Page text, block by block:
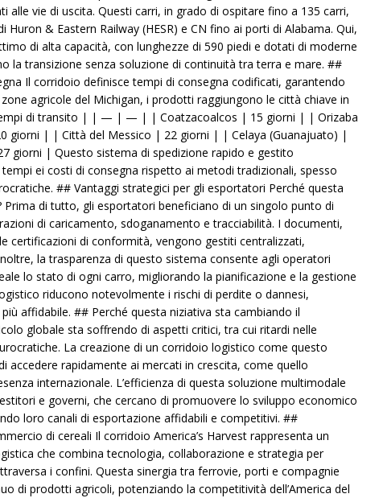
alle vie di uscita. Questi carri, in grado di ospitare fino a 135 carri,
& Eastern Railway (HESR) e CN fino ai porti di Alabama. Qui,
di alta capacità, con lunghezze di 590 piedi e dotati di moderne
la transizione senza soluzione di continuità tra terra e mare. ##
Il corridoio definisce tempi di consegna codificati, garantendo
agricole del Michigan, i prodotti raggiungono le città chiave in
di transito | | — | — | | Coatzacoalcos | 15 giorni | | Orizaba
giorni | | Città del Messico | 22 giorni | | Celaya (Guanajuato) |
giorni | Questo sistema di spedizione rapido e gestito
ei costi di consegna rispetto ai metodi tradizionali, spesso
## Vantaggi strategici per gli esportatori Perché questa
di tutto, gli esportatori beneficiano di un singolo punto di
di caricamento, sdoganamento e tracciabilità. I documenti,
certificazioni di conformità, vengono gestiti centralizzati,
la trasparenza di questo sistema consente agli operatori
lo stato di ogni carro, migliorando la pianificazione e la gestione
riducono notevolmente i rischi di perdite o dannesi,
affidabile. ## Perché questa niziativa sta cambiando il
globale sta soffrendo di aspetti critici, tra cui ritardi nelle
La creazione di un corridoio logistico come questo
accedere rapidamente ai mercati in crescita, come quello
internazionale. L’efficienza di questa soluzione multimodale
e governi, che cercano di promuovere lo sviluppo economico
loro canali di esportazione affidabili e competitivi. ##
di cereali Il corridoio America’s Harvest rappresenta un
che combina tecnologia, collaborazione e strategia per
i confini. Questa sinergia tra ferrovie, porti e compagnie
di prodotti agricoli, potenziando la competitività dell’America del